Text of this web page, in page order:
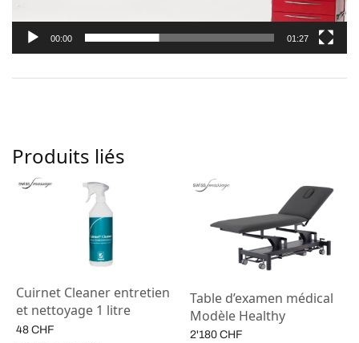
00:00 01:27
Produits liés
Cuirnet Cleaner entretien
et nettoyage 1 litre
48 CHF
Table d’examen médical
Modèle Healthy
2'180 CHF